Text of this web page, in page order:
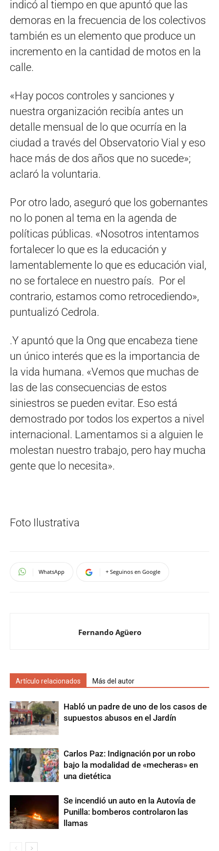
indicó al tiempo en que apuntó que las
demoras en la frecuencia de los colectivos
también es un elemento que produce un
incremento en la cantidad de motos en la
calle.
«Hay pocos controles y sanciones y
nuestra organización recibía antes un
detalle mensual de lo que ocurría en la
ciudad a través del Observatorio Vial y eso
hace más de dos años que no sucede»;
aclaró la voluntaria.
Por otro lado, aseguró que los gobernantes
no lo ponen al tema en la agenda de
políticas públicas. «Nosotros intentamos
fortalecer lo que es la educación y
lamentablemente lo que es educación vial,
no se fortalece en nuestro país. Por el
contrario, estamos como retrocediendo»,
puntualizó Cedrola.
.Y apuntó que la Ong que encabeza tiene
un único interés que es la importancia de
la vida humana. «Vemos que muchas de
las de las consecuencias de estos
siniestros se pueden evitar. Eso está
demostrado por todos los expertos a nivel
internacional. Lamentamos si a alguien le
molestan nuestro trabajo, pero hay mucha
gente que lo necesita».
Foto Ilustrativa
WhatsApp + Seguinos en Google
Fernando Agüero
Artículo relacionados Más del autor
Habló un padre de uno de los casos de
supuestos abusos en el Jardín
Carlos Paz: Indignación por un robo
bajo la modalidad de «mecheras» en
una dietética
Se incendió un auto en la Autovía de
Punilla: bomberos controlaron las
llamas